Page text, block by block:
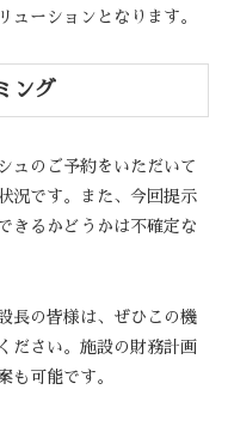
ューションとなります。
ング
ュのご予約をいただいて
況です。また、今回提示
きるかどうかは不確定な
長の皆様は、ぜひこの機
ださい。施設の財務計画
も可能です。